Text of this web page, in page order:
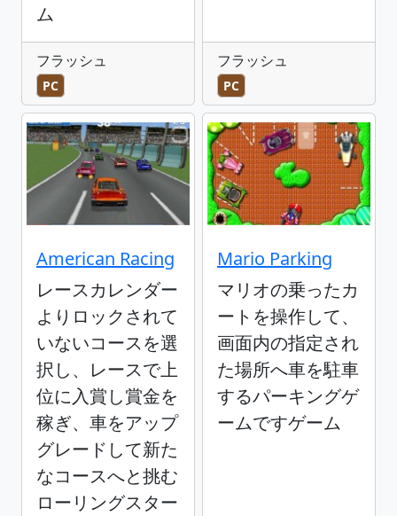
ム
フラッシュ
PC
フラッシュ
PC
American Racing
レースカレンダー
よりロックされて
いないコースを選
択し、レースで上
位に入賞し賞金を
稼ぎ、車をアップ
グレードして新た
なコースへと挑む
ローリングスター
Mario Parking
マリオの乗ったカ
ートを操作して、
画面内の指定され
た場所へ車を駐車
するパーキングゲ
ームですゲーム